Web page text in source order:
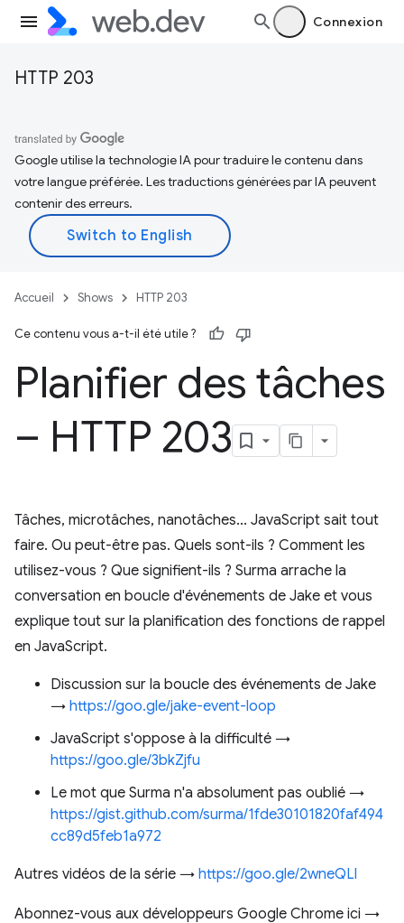
Connexion
HTTP 203
Google utilise la technologie IA pour traduire le contenu dans
votre langue préférée. Les traductions générées par IA peuvent
contenir des erreurs.
Accueil Shows HTTP 203
Ce contenu vous a-t-il été utile ?
Planifier des tâches
– HTTP 203
Tâches, microtâches, nanotâches... JavaScript sait tout
faire. Ou peut-être pas. Quels sont-ils ? Comment les
utilisez-vous ? Que signifient-ils ? Surma arrache la
conversation en boucle d'événements de Jake et vous
explique tout sur la planification des fonctions de rappel
en JavaScript.
Discussion sur la boucle des événements de Jake
→ https://goo.gle/jake-event-loop
JavaScript s'oppose à la difficulté →
https://goo.gle/3bkZjfu
Le mot que Surma n'a absolument pas oublié →
https://gist.github.com/surma/1fde30101820faf494
cc89d5feb1a972
Autres vidéos de la série → https://goo.gle/2wneQLl
Abonnez-vous aux développeurs Google Chrome ici →